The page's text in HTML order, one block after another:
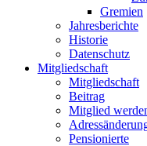
Gremien
Jahresberichte
Historie
Datenschutz
Mitgliedschaft
Mitgliedschaft
Beitrag
Mitglied
Pensionierte